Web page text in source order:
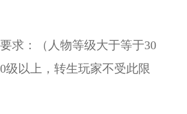
：（人物等级大于等于30
级以上，转生玩家不受此限